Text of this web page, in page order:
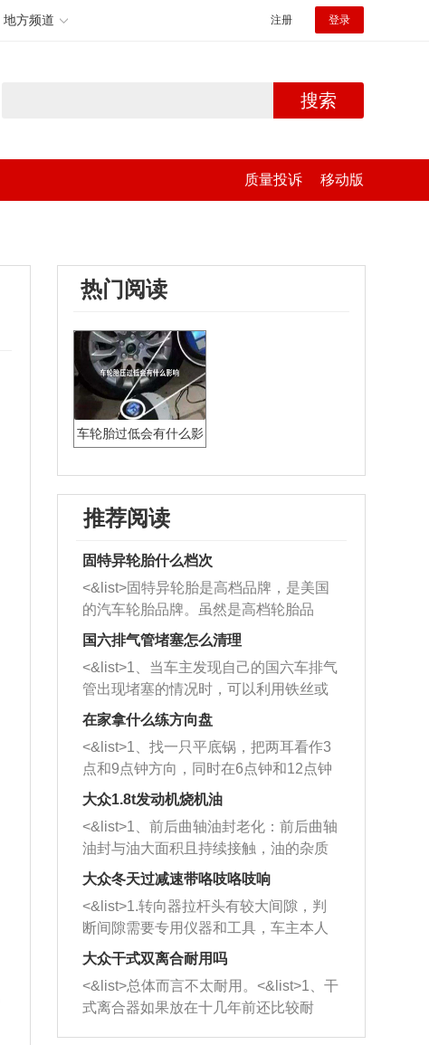
地方频道 注册 登录
搜索
质量投诉 移动版
热门阅读
车轮胎过低会有什么影
推荐阅读
固特异轮胎什么档次
<&list>固特异轮胎是高档品牌，是美国
的汽车轮胎品牌。虽然是高档轮胎品
牌，但是中高低端的轮胎都有生产，这
也是为了更好的开拓市场。
国六排气管堵塞怎么清理
<&list>1、当车主发现自己的国六车排气
管出现堵塞的情况时，可以利用铁丝或
者是细棍，直接将杂物给取出来，如果
堵塞情况比较严重，也可以采取应急措
施。 <&list>2、直接利用木棍将所有的
杂物推到排气管里面的位置处，然后将
三元催化器拆解开，就可以将堵塞的东
西取出来。但如果是因为积碳过多引起
的堵塞，就需要将三元催化器泡在草酸
洗剂对堵塞的情况得到解决，将清洗剂
放在燃油箱中，与燃油混合后，车辆启
动时，就可以和汽油一起进入到燃烧
室，最后形成废气排出，就可以让三元
催化器得到清洗，排气管堵塞的情况就
能够得到解决。
在家拿什么练方向盘
<&list>1、找一只平底锅，把两耳看作3
点和9点钟方向，同时在6点钟和12点钟
方向做一个标记。 <&list>2、双手握住
一圈半的练习，往右同样也要打相同的
圈数。 <&list>3、最后强调要反复练
习，这样就可以形成肌肉记忆，在真实
驾驶车辆时，不需要记忆也能打好方
向。
大众1.8t发动机烧机油
<&list>1、前后曲轴油封老化：前后曲轴
油封与油大面积且持续接触，油的杂质
和发动机内持续温度变化使其密封效果
逐渐减弱，导致渗油或漏油。<&list>2、
活塞间隙过大：积碳会使活塞环与缸体
的间隙扩大，导致机油流入燃烧室中，
造成烧机油。<&list>3、机油粘度。使用
机油粘度过小的话，同样会有烧机油现
象，机油粘度过小具有很好的流动性，
大众冬天过减速带咯吱咯吱响
<&list>1.转向器拉杆头有较大间隙，判
断间隙需要专用仪器和工具，车主本人
无法制作，需要将车辆送到修理厂或4s
店；<&list>2.车辆半轴套管防尘罩破
裂，破裂后会出现漏油现象，使半轴磨
损严重，磨损的半轴容易损坏，产生异
响；<&list>3.稳定器的转向胶套和球头
大众干式双离合耐用吗
<&list>总体而言不太耐用。<&list>1、干
式离合器如果放在十几年前还比较耐